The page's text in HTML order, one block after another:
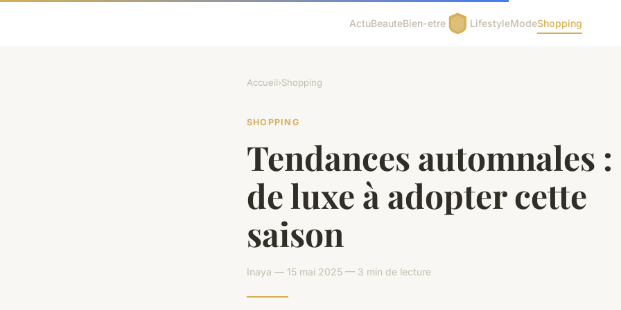
ActuBeauteBien-etre LifestyleModeShopping
Accueil›Shopping
SHOPPING
Tendances automnales :
de luxe à adopter cette
saison
Inaya — 15 mai 2025 — 3 min de lecture